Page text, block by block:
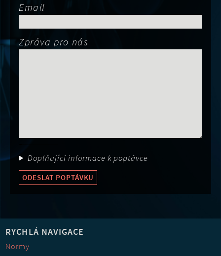
Email
Zpráva pro nás
Doplňující informace k poptávce
ODESLAT POPTÁVKU
RYCHLÁ NAVIGACE
Normy